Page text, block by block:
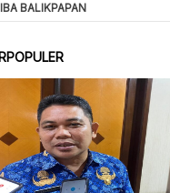
BALIKPAPAN